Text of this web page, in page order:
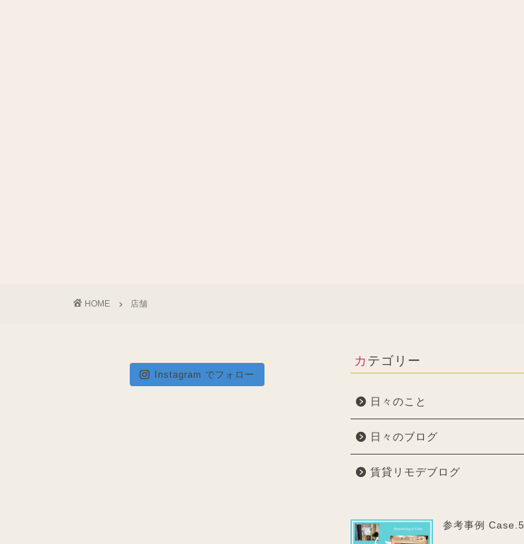
HOME 店舗
Instagram でフォロー
カテゴリー
日々のこと
日々のブログ
賃貸リモデブログ
参考事例 Case.5